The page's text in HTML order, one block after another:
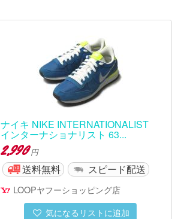
ナイキ NIKE INTERNATIONALIST
インターナショナリスト 63...
2,990 円
送料無料 スピード配送
LOOPヤフーショッピング店
気になるリストに追加